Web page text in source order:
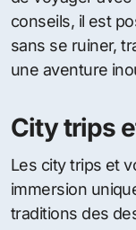
conseils, il est
sans se ruiner,
une aventure
City trips
Les city trips et
immersion
traditions des